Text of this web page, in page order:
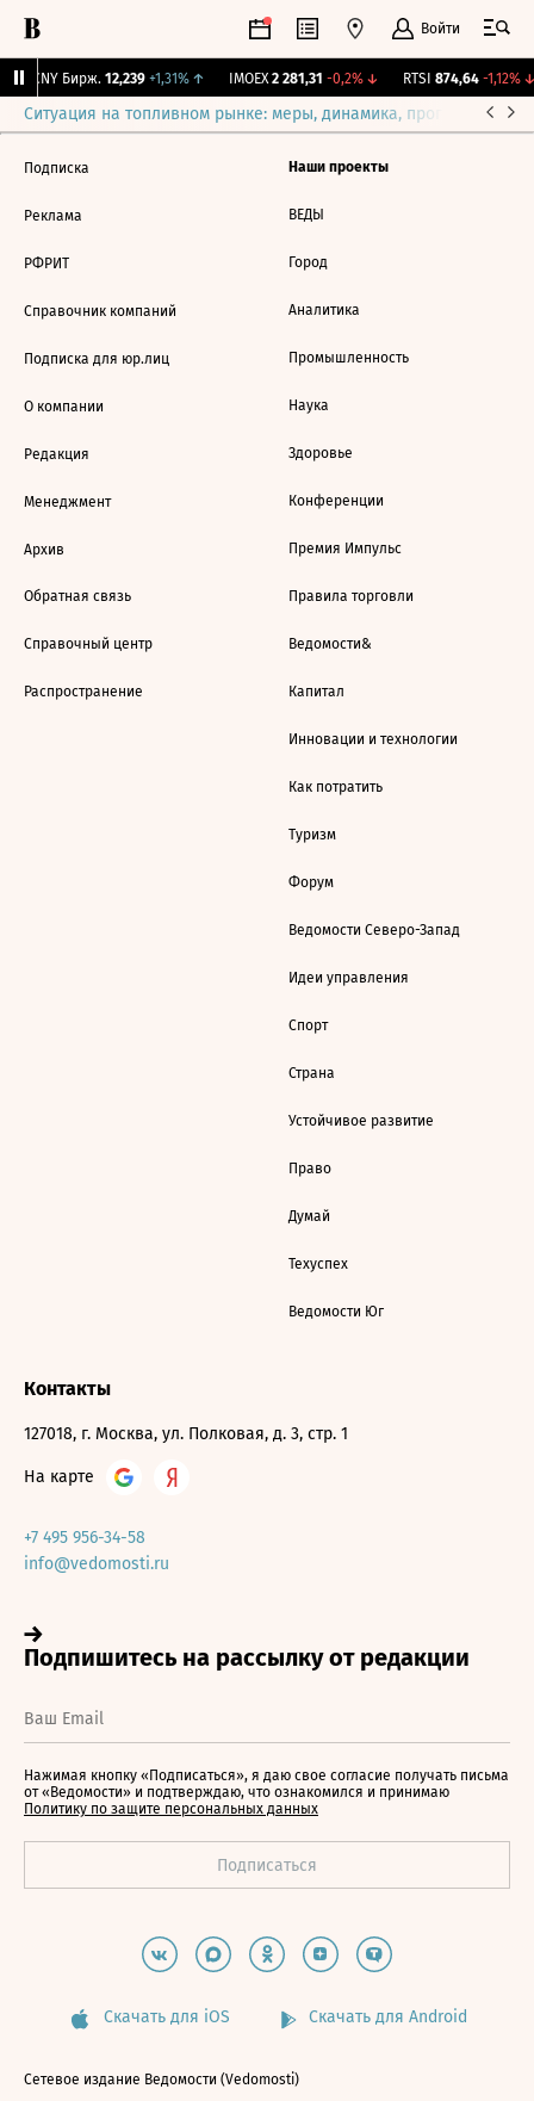
Войти
CNY Бирж. 12,239 +1,31%↑ IMOEX 2 281,31 -0,2%↓ RTSI 874,64 -1,12%↓
Ситуация на топливном рынке: меры, динамика, прогнозы
Подписка
Реклама
РФРИТ
Справочник компаний
Подписка для юр.лиц
О компании
Редакция
Менеджмент
Архив
Обратная связь
Справочный центр
Распространение
Наши проекты
ВЕДЫ
Город
Аналитика
Промышленность
Наука
Здоровье
Конференции
Премия Импульс
Правила торговли
Ведомости&
Капитал
Инновации и технологии
Как потратить
Туризм
Форум
Ведомости Северо-Запад
Идеи управления
Спорт
Страна
Устойчивое развитие
Право
Думай
Техуспех
Ведомости Юг
Контакты
127018, г. Москва, ул. Полковая, д. 3, стр. 1
На карте
+7 495 956-34-58
info@vedomosti.ru
Нажимая кнопку «Подписаться», я даю свое согласие получать письма
от «Ведомости» и подтверждаю, что ознакомился и принимаю
Политику по защите персональных данных
Скачать для iOS Скачать для Android
Сетевое издание Ведомости (Vedomosti)